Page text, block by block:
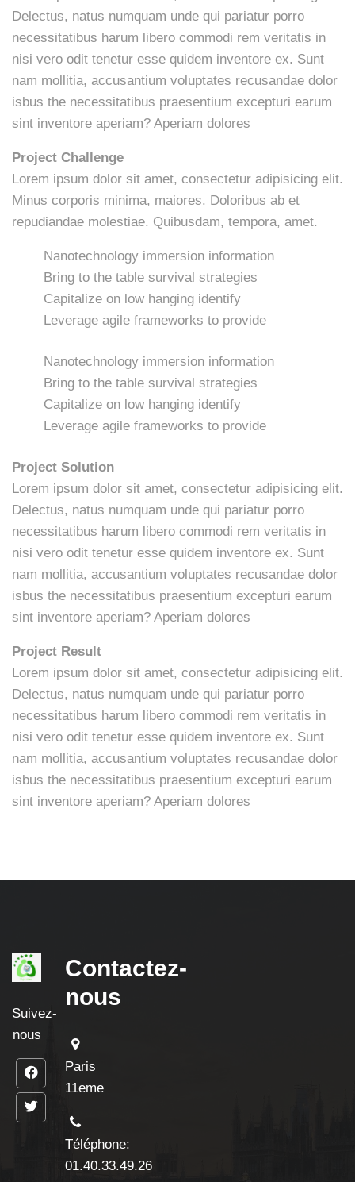
Delectus, natus numquam unde qui pariatur porro
necessitatibus harum libero commodi rem veritatis in
nisi vero odit tenetur esse quidem inventore ex. Sunt
nam mollitia, accusantium voluptates recusandae dolor
isbus the necessitatibus praesentium excepturi earum
sint inventore aperiam? Aperiam dolores
Project Challenge
Lorem ipsum dolor sit amet, consectetur adipisicing elit.
Minus corporis minima, maiores. Doloribus ab et
repudiandae molestiae. Quibusdam, tempora, amet.
Nanotechnology immersion information
Bring to the table survival strategies
Capitalize on low hanging identify
Leverage agile frameworks to provide
Nanotechnology immersion information
Bring to the table survival strategies
Capitalize on low hanging identify
Leverage agile frameworks to provide
Project Solution
Lorem ipsum dolor sit amet, consectetur adipisicing elit.
Delectus, natus numquam unde qui pariatur porro
necessitatibus harum libero commodi rem veritatis in
nisi vero odit tenetur esse quidem inventore ex. Sunt
nam mollitia, accusantium voluptates recusandae dolor
isbus the necessitatibus praesentium excepturi earum
sint inventore aperiam? Aperiam dolores
Project Result
Lorem ipsum dolor sit amet, consectetur adipisicing elit.
Delectus, natus numquam unde qui pariatur porro
necessitatibus harum libero commodi rem veritatis in
nisi vero odit tenetur esse quidem inventore ex. Sunt
nam mollitia, accusantium voluptates recusandae dolor
isbus the necessitatibus praesentium excepturi earum
sint inventore aperiam? Aperiam dolores
Suivez-
nous
Contactez-
nous
Paris
11eme
Téléphone:
01.40.33.49.26